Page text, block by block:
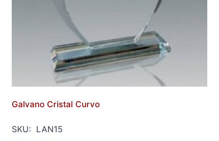
Galvano Cristal Curvo
SKU: LAN15